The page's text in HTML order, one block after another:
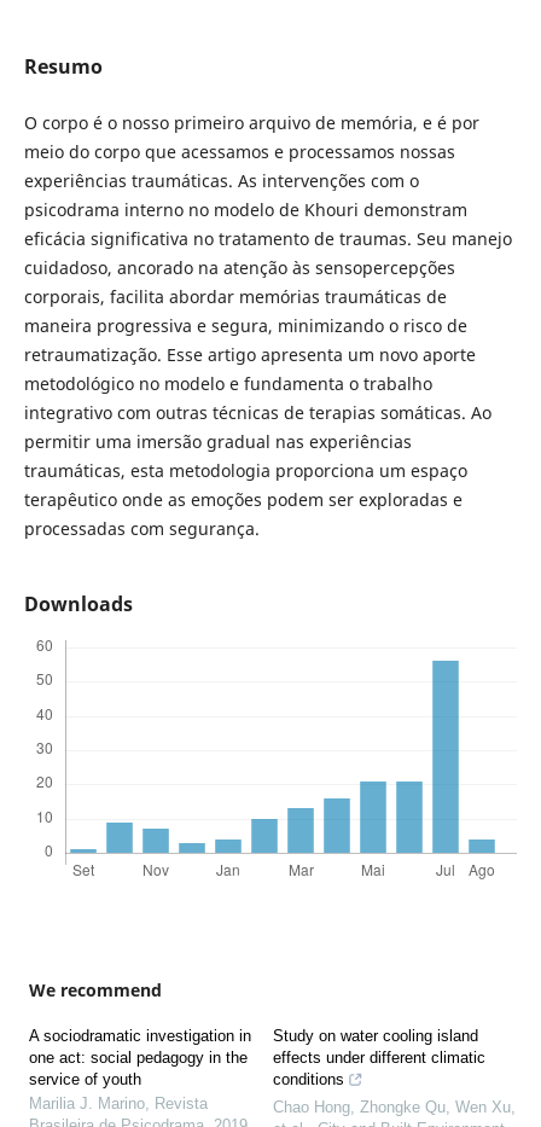
Resumo
O corpo é o nosso primeiro arquivo de memória, e é por
meio do corpo que acessamos e processamos nossas
experiências traumáticas. As intervenções com o
psicodrama interno no modelo de Khouri demonstram
eficácia significativa no tratamento de traumas. Seu manejo
cuidadoso, ancorado na atenção às sensopercepções
corporais, facilita abordar memórias traumáticas de
maneira progressiva e segura, minimizando o risco de
retraumatização. Esse artigo apresenta um novo aporte
metodológico no modelo e fundamenta o trabalho
integrativo com outras técnicas de terapias somáticas. Ao
permitir uma imersão gradual nas experiências
traumáticas, esta metodologia proporciona um espaço
terapêutico onde as emoções podem ser exploradas e
processadas com segurança.
Downloads
We recommend
A sociodramatic investigation in
one act: social pedagogy in the
service of youth
Marilia J. Marino, Revista
Study on water cooling island
effects under different climatic
conditions
Chao Hong, Zhongke Qu, Wen Xu,